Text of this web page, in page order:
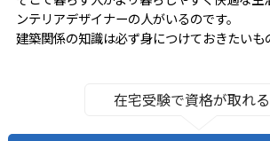
ンテリアデザイナーの人がいるのです。
建築関係の知識は必ず身につけておきたいも
在宅受験で資格が取れる